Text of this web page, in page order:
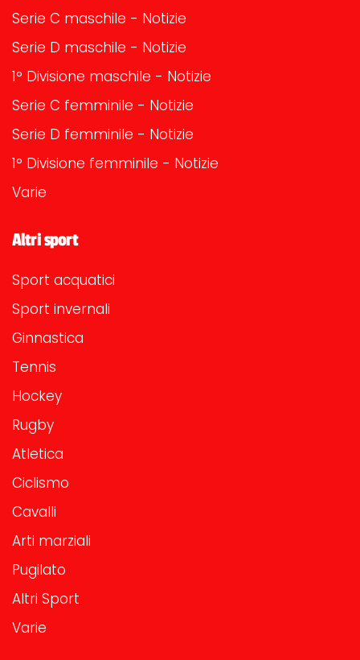
Serie C maschile - Notizie
Serie D maschile - Notizie
1° Divisione maschile - Notizie
Serie C femminile - Notizie
Serie D femminile - Notizie
1° Divisione femminile - Notizie
Varie
Altri sport
Sport acquatici
Sport invernali
Ginnastica
Tennis
Hockey
Rugby
Atletica
Ciclismo
Cavalli
Arti marziali
Pugilato
Altri Sport
Varie